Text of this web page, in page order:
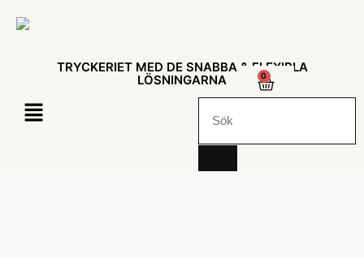
TRYCKERIET MED DE SNABBA & FLEXIBLA
LÖSNINGARNA
0